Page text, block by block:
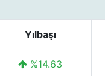
Yılbaşı
%14.63